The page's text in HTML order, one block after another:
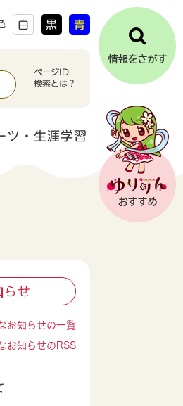
白 黒 青
ページID
検索とは？
ツ・生涯学習
らせ
お知らせの一覧
お知らせのRSS